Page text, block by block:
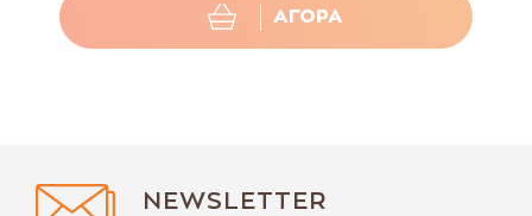
ΑΓΟΡΑ
NEWSLETTER